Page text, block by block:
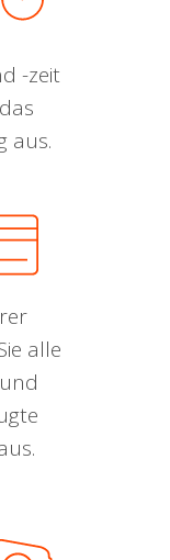
-zeit
aus.
alle